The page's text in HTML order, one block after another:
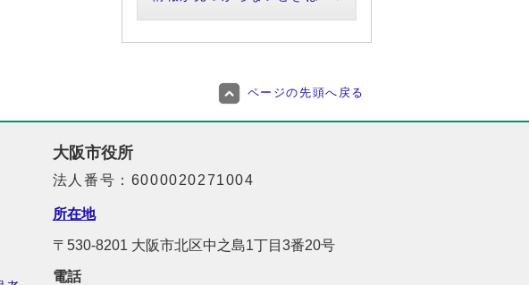
ページの先頭へ戻る
大阪市役所
法人番号：6000020271004
所在地
〒530-8201 大阪市北区中之島1丁目3番20号
電話